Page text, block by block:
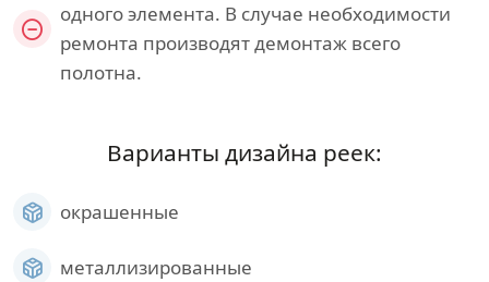
одного элемента. В случае необходимости
ремонта производят демонтаж всего
полотна.
Варианты дизайна реек:
окрашенные
металлизированные